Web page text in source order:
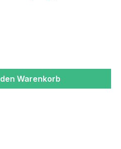
Wert
Warenkorb